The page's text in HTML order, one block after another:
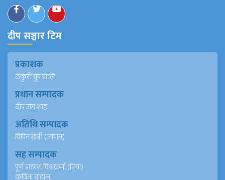
दीप सञ्चार टिम
प्रकाशक
ठकुरी ग्रुप प्रा.लि
प्रधान सम्पादक
दीप जंग शाह
अतिथि सम्पादक
विपिन खत्री (जापान)
सह सम्पादक
पूर्ण प्रकाश विश्वकर्मा (प्रिया)
कविता दाहाल